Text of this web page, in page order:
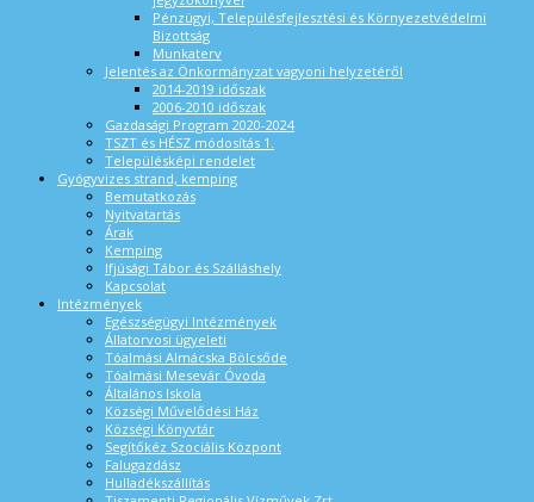
Pénzügyi, Településfejlesztési és Környezetvédelmi
Bizottság
Munkaterv
Jelentés az Önkormányzat vagyoni helyzetéről
2014-2019 időszak
2006-2010 időszak
Gazdasági Program 2020-2024
TSZT és HÉSZ módosítás 1.
Településképi rendelet
Gyógyvizes strand, kemping
Bemutatkozás
Nyitvatartás
Árak
Kemping
Ifjúsági Tábor és Szálláshely
Kapcsolat
Intézmények
Egészségügyi Intézmények
Állatorvosi ügyeleti
Tóalmási Almácska Bölcsőde
Tóalmási Mesevár Óvoda
Általános Iskola
Községi Művelődési Ház
Községi Könyvtár
Segítőkéz Szociális Központ
Falugazdász
Hulladékszállítás